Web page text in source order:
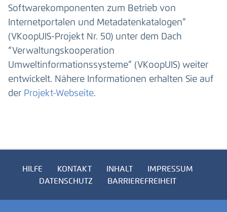
Softwarekomponenten zum Betrieb von
Internetportalen und Metadatenkatalogen”
(VKoopUIS-Projekt Nr. 50) unter dem Dach
“Verwaltungskooperation
Umweltinformationssysteme” (VKoopUIS) weiter
entwickelt. Nähere Informationen erhalten Sie auf
der Projekt-Webseite.
HILFE KONTAKT INHALT
IMPRESSUM
DATENSCHUTZ
BARRIEREFREIHEIT